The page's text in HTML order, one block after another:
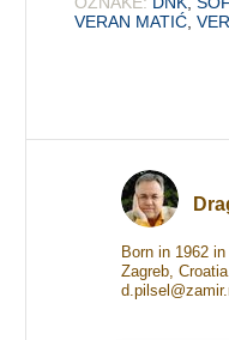
VERAN MATIĆ ,
Born in 1962
Zagreb,